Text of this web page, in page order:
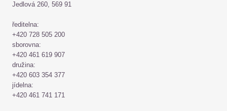
Jedlová 260, 569 91
ředitelna:
+420 728 505 200
sborovna:
+420 461 619 907
družina:
+420 603 354 377
jídelna:
+420 461 741 171